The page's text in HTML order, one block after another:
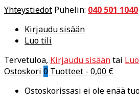
Yhteystiedot Puhelin: 040 501 1040
Kirjaudu sisään
Luo tili
Tervetuloa, Kirjaudu sisääntai
Ostoskori 0 Tuotteet - 0,00 €
Ostoskorissasi ei ole enää